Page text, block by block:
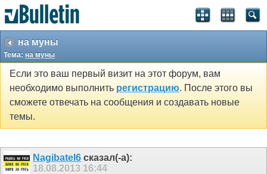
на муны
Тема: на муны
Если это ваш первый визит на этот форум, вам
необходимо выполнить регистрацию. После этого вы
сможете отвечать на сообщения и создавать новые
темы.
Nagibatel6 сказал(-а):
18.08.2013 16:44